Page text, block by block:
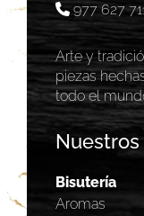
977 627
Arte y
piezas
todo el
Bisutería
Aromas